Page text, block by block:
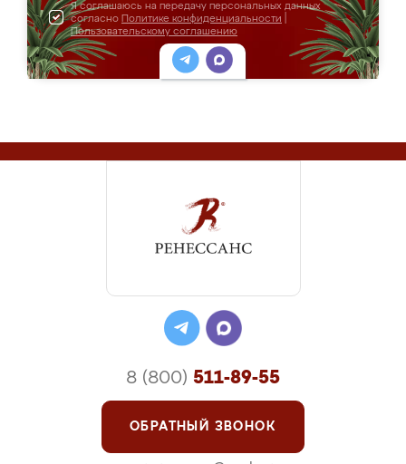
Я соглашаюсь на передачу персональных данных
согласно Политике конфиденциальности
Пользовательскому соглашению
8 (800) 511-89-55
ОБРАТНЫЙ ЗВОНОК